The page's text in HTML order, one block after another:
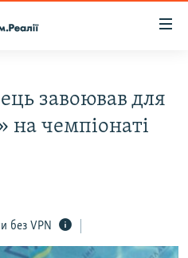
завоював для
на чемпіонаті
без VPN